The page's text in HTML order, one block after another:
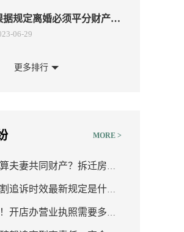
据规定离婚必须平分财产吗
婚时怎么调查对方的财
06-29
疗美容纠纷的管辖法院是什
不可以起诉小三破坏婚姻？
小三有孩子是重婚罪吗？
06-28
天天时快讯】民事行为能力
什么?民事行为能力是如何
分的?
更多排行
MORE >
夫妻共同财产？拆迁房属
？-天天快看
追诉时效最新规定是什
讯
开店办营业执照需要多少